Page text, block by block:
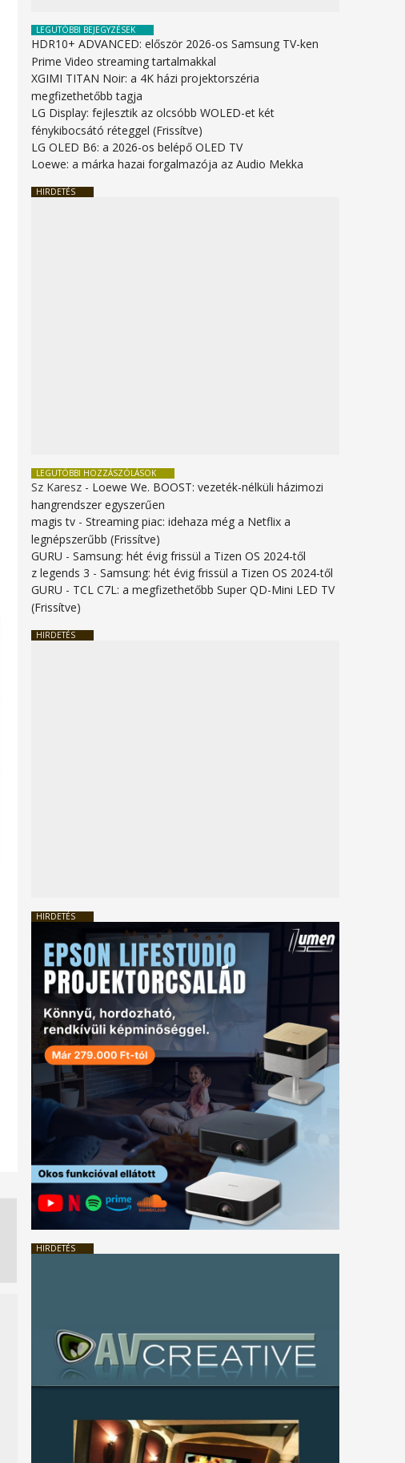
LEGUTÓBBI BEJEGYZÉSEK
HDR10+ ADVANCED: először 2026-os Samsung TV-ken
Prime Video streaming tartalmakkal
XGIMI TITAN Noir: a 4K házi projektorszéria
megfizethetőbb tagja
LG Display: fejlesztik az olcsóbb WOLED-et két
fénykibocsátó réteggel (Frissítve)
LG OLED B6: a 2026-os belépő OLED TV
Loewe: a márka hazai forgalmazója az Audio Mekka
HIRDETÉS
LEGUTÓBBI HOZZÁSZÓLÁSOK
Sz Karesz - Loewe We. BOOST: vezeték-nélküli házimozi
hangrendszer egyszerűen
magis tv -Streaming piac: idehaza még a Netflix a
legnépszerűbb (Frissítve)
GURU -Samsung: hét évig frissül a Tizen OS 2024-től
z legends 3 -Samsung: hét évig frissül a Tizen OS 2024-től
GURU - TCL C7L: a megfizethetőbb Super QD-Mini LED TV
(Frissítve)
HIRDETÉS
HIRDETÉS
HIRDETÉS